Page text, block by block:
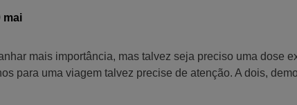
mai
mais importância, mas talvez seja preciso uma dose
para uma viagem talvez precise de atenção. A dois,